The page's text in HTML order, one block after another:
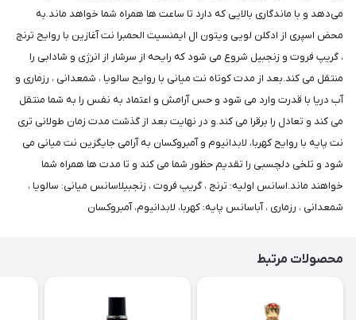
می‌دهد و با ماندگاری بالایی که دارد تا ساعت ها همراه شما خواهد ماند.به
محض اسپری از ادکلن لویی ویتون ال ایمنسیت الحمبرا نت آغازین با روایح ترنج
، گریپ فروت و زنجبیل شروع می شود که رایحه از سرشار از انرژی و شادابی را
منتقل می کند.بعد از مدت کوتاه نت میانی با روایح سالویا ، شمعدانی ، رزماری و
آب دریا با قدرت وارد می شود و حس آرامش و اعتماد به نفس را به شما منتقل
می کند و تعادل را برقرا می کند.و در نهایت بعد از گذشت مدت زمان طولانی تری
نت پایه با روایح کهربا، لابدانیوم و آمبروکسان به آرامی جایگزین نت میانی می
شود و تلخی دلچسبی را تقدیم حظور شما می کند و تا مدت ها همراه شما
خواهند ماند.اسانس اولیه: ترنج ، گریپ فروت ، زنجبیلاسانس میانی: سالویا ،
شمعدانی ، رزماری ، آباسانس پایه: کهربا، لابدانیوم، آمبروکسان
محصولات مرتبط